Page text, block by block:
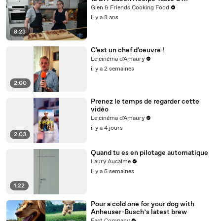
8:23
Glen & Friends Cooking Food
il y a 8 ans
2:00
C'est un chef d'oeuvre !
Le cinéma d'Amaury
il y a 2 semaines
2:03
Prenez le temps de regarder cette
vidéo
Le cinéma d'Amaury
il y a 4 jours
1:22
Quand tu es en pilotage automatique
Laury Aucalme
il y a 5 semaines
Pour a cold one for your dog with
Anheuser-Busch’s latest brew